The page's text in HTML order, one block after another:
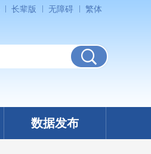
长辈版 无障碍 繁体
数据发布